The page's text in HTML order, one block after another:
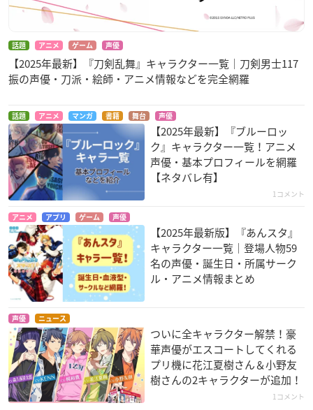
話題 アニメ ゲーム 声優
【2025年最新】『刀剣乱舞』キャラクター一覧｜刀剣男士117
振の声優・刀派・絵師・アニメ情報などを完全網羅
話題 アニメ マンガ 書籍 舞台 声優
【2025年最新】『ブルーロッ
ク』キャラクター一覧！アニメ
声優・基本プロフィールを網羅
【ネタバレ有】
1コメント
アニメ アプリ ゲーム 声優
【2025年最新版】『あんスタ』
キャラクター一覧｜登場人物59
名の声優・誕生日・所属サーク
ル・アニメ情報まとめ
声優 ニュース
ついに全キャラクター解禁！豪
華声優がエスコートしてくれる
プリ機に花江夏樹さん＆小野友
樹さんの2キャラクターが追加！
1コメント